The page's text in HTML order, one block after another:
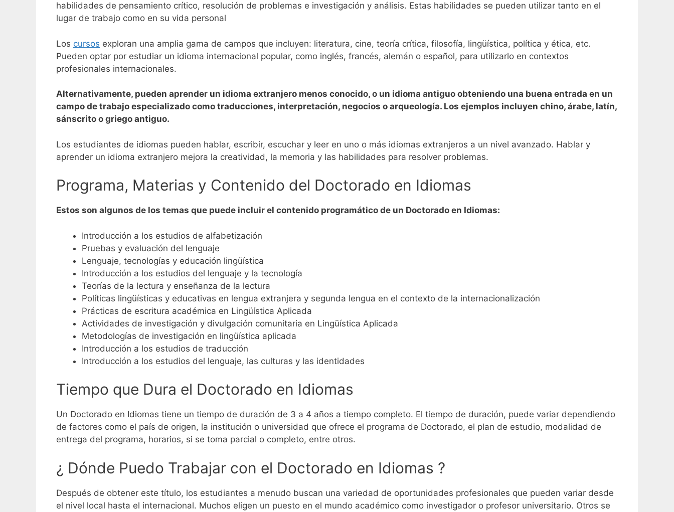
habilidades de pensamiento crítico, resolución de problemas e investigación y análisis. Estas habilidades se pueden utilizar tanto en el
lugar de trabajo como en su vida personal
Los cursos exploran una amplia gama de campos que incluyen: literatura, cine, teoría crítica, filosofía, lingüística, política y ética, etc.
Pueden optar por estudiar un idioma internacional popular, como inglés, francés, alemán o español, para utilizarlo en contextos
profesionales internacionales.
Alternativamente, pueden aprender un idioma extranjero menos conocido, o un idioma antiguo obteniendo una buena entrada en un
campo de trabajo especializado como traducciones, interpretación, negocios o arqueología. Los ejemplos incluyen chino, árabe, latín,
sánscrito o griego antiguo.
Los estudiantes de idiomas pueden hablar, escribir, escuchar y leer en uno o más idiomas extranjeros a un nivel avanzado. Hablar y
aprender un idioma extranjero mejora la creatividad, la memoria y las habilidades para resolver problemas.
Programa, Materias y Contenido del Doctorado en Idiomas
Estos son algunos de los temas que puede incluir el contenido programático de un Doctorado en Idiomas:
Introducción a los estudios de alfabetización
Pruebas y evaluación del lenguaje
Lenguaje, tecnologías y educación lingüística
Introducción a los estudios del lenguaje y la tecnología
Teorías de la lectura y enseñanza de la lectura
Políticas lingüísticas y educativas en lengua extranjera y segunda lengua en el contexto de la internacionalización
Prácticas de escritura académica en Lingüística Aplicada
Actividades de investigación y divulgación comunitaria en Lingüística Aplicada
Metodologías de investigación en lingüística aplicada
Introducción a los estudios de traducción
Introducción a los estudios del lenguaje, las culturas y las identidades
Tiempo que Dura el Doctorado en Idiomas
Un Doctorado en Idiomas tiene un tiempo de duración de 3 a 4 años a tiempo completo. El tiempo de duración, puede variar dependiendo
de factores como el país de origen, la institución o universidad que ofrece el programa de Doctorado, el plan de estudio, modalidad de
entrega del programa, horarios, si se toma parcial o completo, entre otros.
¿ Dónde Puedo Trabajar con el Doctorado en Idiomas ?
Después de obtener este título, los estudiantes a menudo buscan una variedad de oportunidades profesionales que pueden variar desde
el nivel local hasta el internacional. Muchos eligen un puesto en el mundo académico como investigador o profesor universitario. Otros se